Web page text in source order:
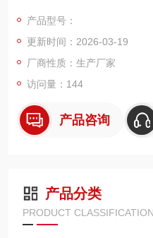
产品型号：
更新时间：2026-03-19
厂商性质：生产厂家
访问量：144
产品咨询
产品分类
PRODUCT CLASSIFICATION